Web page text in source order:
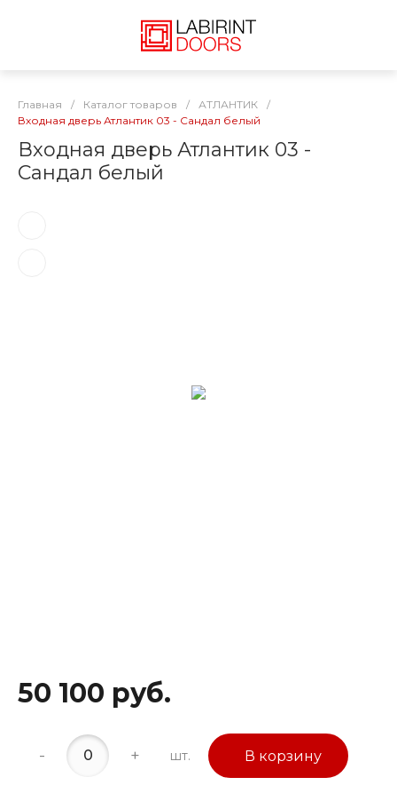
Главная / Каталог товаров / АТЛАНТИК
/
Входная дверь Атлантик 03 - Сандал белый
Входная дверь Атлантик 03 -
Сандал белый
50 100 руб.
- + шт. В корзину